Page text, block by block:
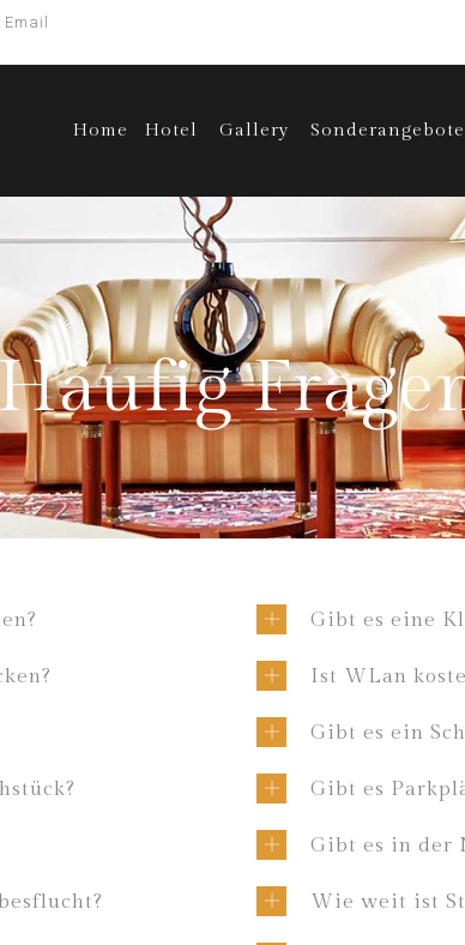
Email
Home Hotel Gallery Sonderangebote
Häufig
Gibt es eine
Ist WLan
Gibt es ein
Gibt es
Gibt es in der
Wie weit ist